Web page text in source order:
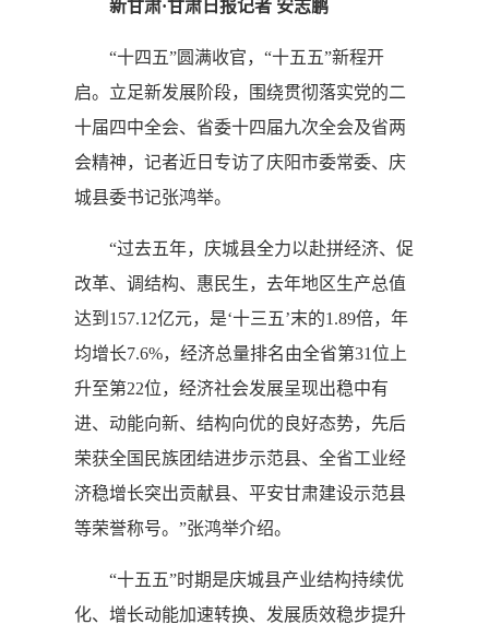
新甘肃·甘肃日报记者 安志鹏
“十四五”圆满收官，“十五五”新程开
启。立足新发展阶段，围绕贯彻落实党的二
十届四中全会、省委十四届九次全会及省两
会精神，记者近日专访了庆阳市委常委、庆
城县委书记张鸿举。
“过去五年，庆城县全力以赴拼经济、促
改革、调结构、惠民生，去年地区生产总值
达到157.12亿元，是‘十三五’末的1.89倍，年
均增长7.6%，经济总量排名由全省第31位上
升至第22位，经济社会发展呈现出稳中有
进、动能向新、结构向优的良好态势，先后
荣获全国民族团结进步示范县、全省工业经
济稳增长突出贡献县、平安甘肃建设示范县
等荣誉称号。”张鸿举介绍。
“十五五”时期是庆城县产业结构持续优
化、增长动能加速转换、发展质效稳步提升